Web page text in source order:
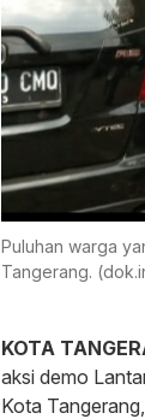
Puluhan warga
Tangerang.
KOTA
aksi demo
Kota